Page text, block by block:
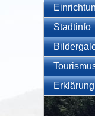
Stadtinfo